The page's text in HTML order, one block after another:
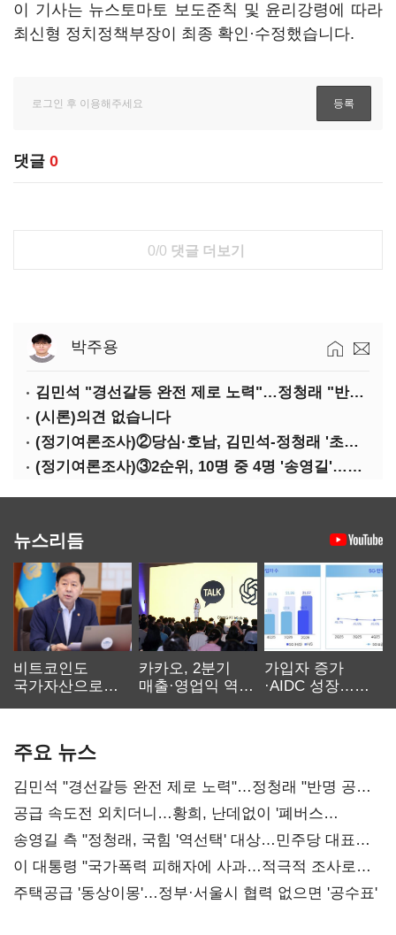
이 기사는 뉴스토마토 보도준칙 및 윤리강령에 따라
최신형 정치정책부장이 최종 확인·수정했습니다.
댓글 0
0/0 댓글 더보기
박주용
김민석 "경선갈등 완전 제로 노력"…정청래 "반명 공세 사과부터"
(시론)의견 없습니다
(정기여론조사)②당심·호남, 김민석-정청래 '초접전'
(정기여론조사)③2순위, 10명 중 4명 '송영길'…정청래 '한 자릿수'
뉴스리듬
비트코인도
국가자산으로…'
카카오, 2분기
매출·영업익 역대
가입자 증가
·AIDC 성장…
주요 뉴스
김민석 "경선갈등 완전 제로 노력"…정청래 "반명 공세
사과부터"
공급 속도전 외치더니…황희, 난데없이 '폐버스
리모델링' 제안
송영길 측 "정청래, 국힘 '역선택' 대상…민주당 대표로
총선 지휘 못해"
이 대통령 "국가폭력 피해자에 사과…적극적 조사로
진실 밝혀야"
주택공급 '동상이몽'…정부·서울시 협력 없으면 '공수표'